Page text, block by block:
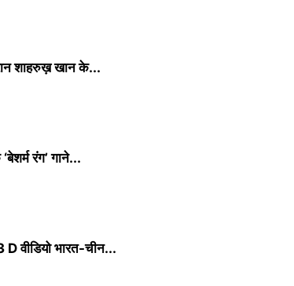
शाहरुख़ खान के...
रंग’ गाने...
वीडियो भारत-चीन...